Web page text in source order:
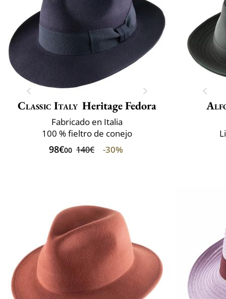
Classic Italy Heritage Fedora
Fabricado en Italia
100 % fieltro de conejo
98€00 140€ -30%